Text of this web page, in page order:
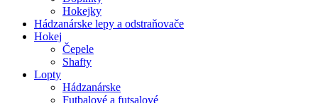
Hokejky
Hádzanárske lepy a odstraňovače
Hokej
Čepele
Shafty
Lopty
Hádzanárske
Futbalové a futsalové